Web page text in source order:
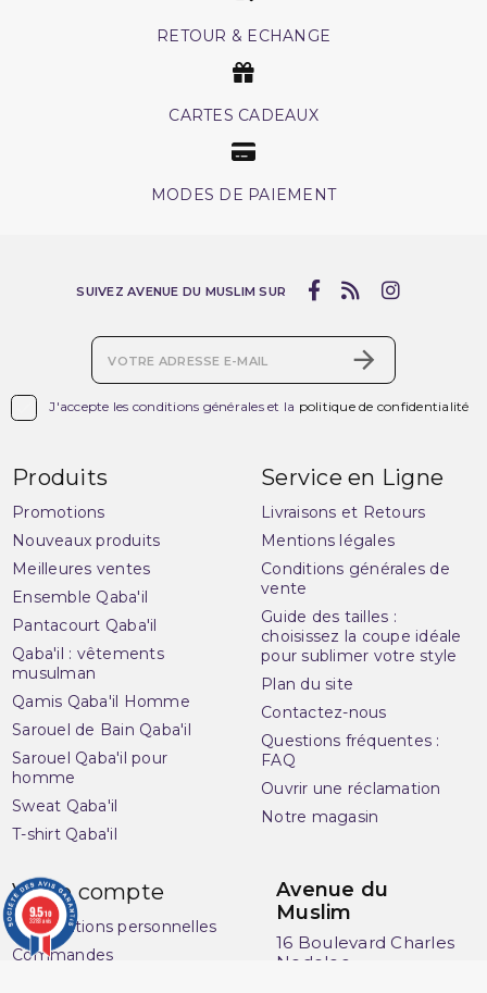
RETOUR & ECHANGE
CARTES CADEAUX
MODES DE PAIEMENT
J'accepte les conditions générales et la politique de confidentialité
SUIVEZ AVENUE DU MUSLIM SUR
Produits
Promotions
Nouveaux produits
Meilleures ventes
Ensemble Qaba'il
Pantacourt Qaba'il
Qaba'il : vêtements
musulman
Qamis Qaba'il Homme
Sarouel de Bain Qaba'il
Sarouel Qaba'il pour
homme
Sweat Qaba'il
T-shirt Qaba'il
Service en Ligne
Livraisons et Retours
Mentions légales
Conditions générales de
vente
Guide des tailles :
choisissez la coupe idéale
pour sublimer votre style
Plan du site
Contactez-nous
Questions fréquentes :
FAQ
Ouvrir une réclamation
Notre magasin
Votre compte
Informations personnelles
Commandes
Avenue du
Muslim
16 Boulevard Charles
Nedelec
9.5/10
3283 avis